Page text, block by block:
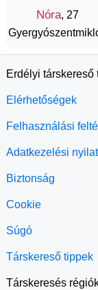
Nóra, 27
Erdélyi
Elérhetőségek
Felhasználási
Adatkezelési
Biztonság
Cookie
Súgó
Társkereső tippek
Társkeresés